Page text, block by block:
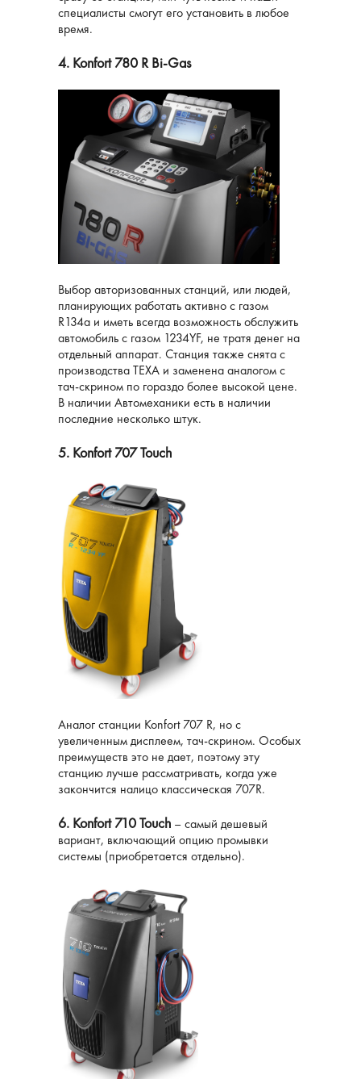
специалисты смогут его установить в любое
время.
4. Konfort 780 R Bi-Gas
Выбор авторизованных станций, или людей,
планирующих работать активно с газом
R134a и иметь всегда возможность обслужить
автомобиль с газом 1234YF, не тратя денег на
отдельный аппарат. Станция также снята с
производства ТЕХА и заменена аналогом с
тач-скрином по гораздо более высокой цене.
В наличии Автомеханики есть в наличии
последние несколько штук.
5. Konfort 707 Touch
Аналог станции Konfort 707 R, но с
увеличенным дисплеем, тач-скрином. Особых
преимуществ это не дает, поэтому эту
станцию ​​лучше рассматривать, когда уже
закончится налицо классическая 707R.
6. Konfort 710 Touch – самый дешевый
вариант, включающий опцию промывки
системы (приобретается отдельно).